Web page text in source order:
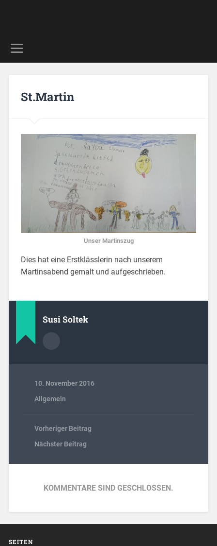
St.Martin
Unser Martinszug
Dies hat eine Erstklässlerin nach unserem
Martinsabend gemalt und aufgeschrieben.
Susi Soltek
10. November 2016
Allgemein
Vorheriger Beitrag
Nächster Beitrag
KOMMENTARE SIND GESCHLOSSEN.
SEITEN